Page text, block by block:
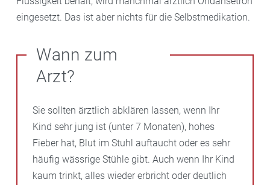
eingesetzt. Das ist aber nichts für die Selbstmedikation.
Wann zum
Arzt?
Sie sollten ärztlich abklären lassen, wenn Ihr
Kind sehr jung ist (unter 7 Monaten), hohes
Fieber hat, Blut im Stuhl auftaucht oder es sehr
häufig wässrige Stühle gibt. Auch wenn Ihr Kind
kaum trinkt, alles wieder erbricht oder deutlich